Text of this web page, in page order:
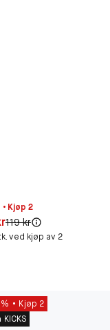
Kjøp 2
kr
Original pris:
119 kr
ved kjøp av 2
Kjøp 2